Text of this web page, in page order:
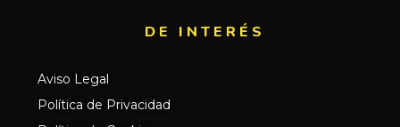
DE INTERÉS​
Aviso Legal
Política de Privacidad